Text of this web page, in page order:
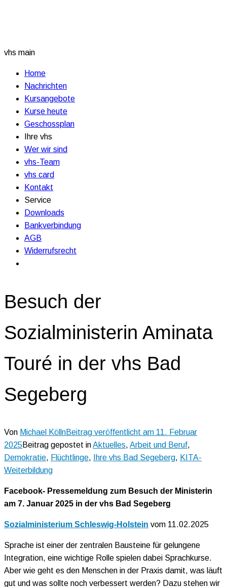
vhs main
Home
Nachrichten
Kursangebote
Kurse heute
Geschossplan
Ihre vhs
Wer wir sind
vhs-Team
vhs card
Kontakt
Service
Downloads
Bankverbindung
AGB
Widerrufsrecht
Besuch der
Sozialministerin Aminata
Touré in der vhs Bad
Segeberg
Von Michael KöllnBeitrag veröffentlicht am 11. Februar
2025Beitrag gepostet inAktuelles, Arbeit und Beruf,
Demokratie, Flüchtlinge, Ihre vhs Bad Segeberg, KITA-
Weiterbildung
Facebook- Pressemeldung zum Besuch der Ministerin
am 7. Januar 2025 in der vhs Bad Segeberg
Sozialministerium Schleswig-Holstein vom 11.02.2025
Sprache ist einer der zentralen Bausteine für gelungene
Integration, eine wichtige Rolle spielen dabei Sprachkurse.
Aber wie geht es den Menschen in der Praxis damit, was läuft
gut und was sollte noch verbessert werden? Dazu stehen wir